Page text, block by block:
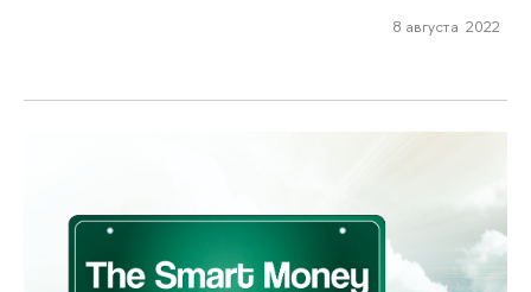
8 августа 2022